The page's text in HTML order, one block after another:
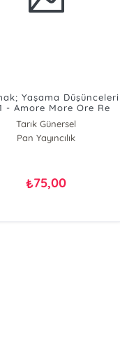
Yaşama Düşünceleri
- Amore More Ore Re
Tarık Günersel
Pan Yayıncılık
₺75,00